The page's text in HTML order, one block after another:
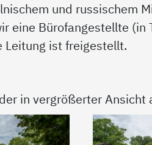
und russischem
eine Bürofangestellte
Leitung ist freigestellt.
in vergrößerter Ansicht